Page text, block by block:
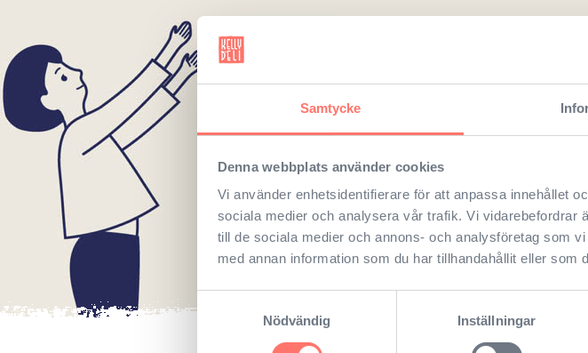
Samtycke
Denna webbplats använder cookies
Vi använder enhetsidentifierare för att anpassa innehållet
sociala medier och analysera vår trafik. Vi vidarebefordrar
till de sociala medier och annons- och analysföretag som
med annan information som du har tillhandahållit eller
Nödvändig
Inställningar